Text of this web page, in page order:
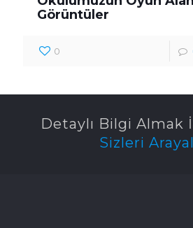
Görüntüler
0
Detaylı Bilgi Almak
Sizleri